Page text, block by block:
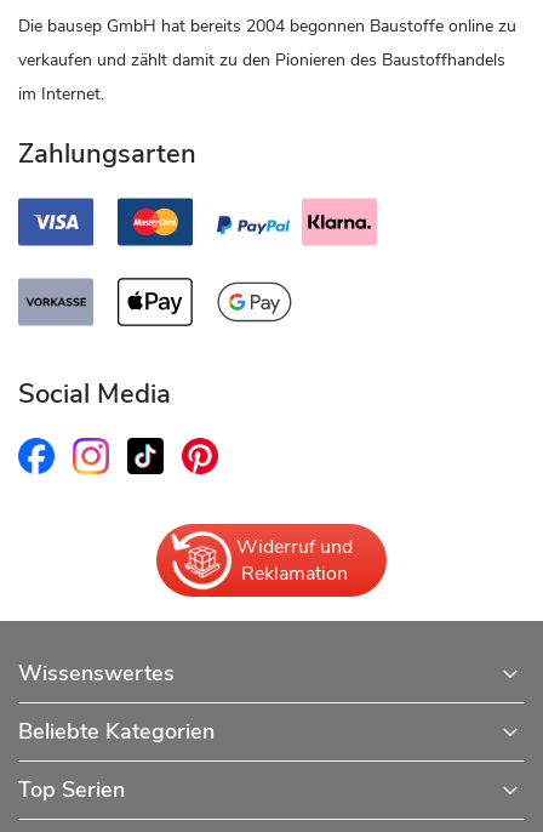
Die bausep GmbH hat bereits 2004 begonnen Baustoffe online zu
verkaufen und zählt damit zu den Pionieren des Baustoffhandels
im Internet.
Zahlungsarten
Social Media
Widerruf und
Reklamation
Wissenswertes
Beliebte Kategorien
Top Serien